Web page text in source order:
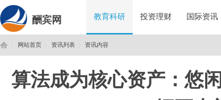
酬宾网 教育科研 投资理财 国际资讯
网站首页
›
资讯列表
›
资讯内容
算法成为核心资产：悠